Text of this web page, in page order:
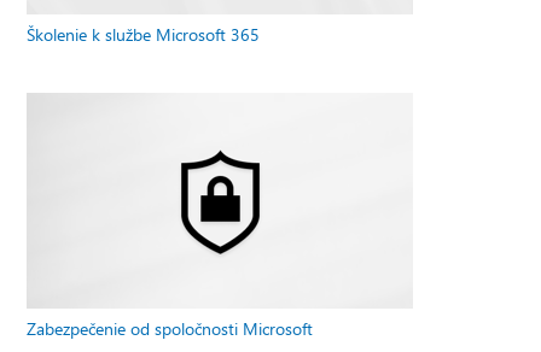
Školenie k službe Microsoft 365
Zabezpečenie od spoločnosti Microsoft